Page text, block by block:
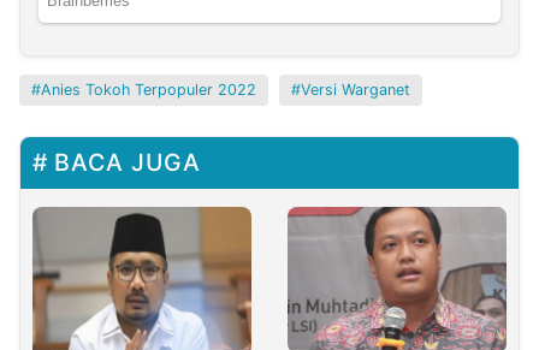
Anies Tokoh Terpopuler 2022 Versi Warganet
BACA JUGA